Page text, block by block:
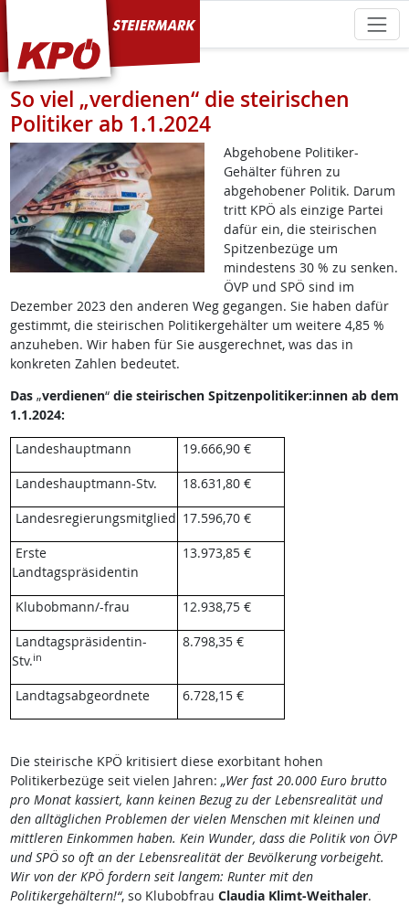
KPÖ Steiermark
So viel „verdienen“ die steirischen
Politiker ab 1.1.2024
Abgehobene Politiker-
Gehälter führen zu
abgehobener Politik. Darum
tritt KPÖ als einzige Partei
dafür ein, die steirischen
Spitzenbezüge um
mindestens 30 % zu senken.
ÖVP und SPÖ sind im
Dezember 2023 den anderen Weg gegangen. Sie haben dafür
gestimmt, die steirischen Politikergehälter um weitere 4,85 %
anzuheben. Wir haben für Sie ausgerechnet, was das in
konkreten Zahlen bedeutet.
Das „verdienen“die steirischen Spitzenpolitiker:innen ab dem
1.1.2024:
Landeshauptmann
19.666,90 €
Landeshauptmann-Stv.
18.631,80 €
Landesregierungsmitglied 17.596,70 €
Erste
Landtagspräsidentin
13.973,85 €
Klubobmann/-frau
12.938,75 €
Landtagspräsidentin-
Stv.in
8.798,35 €
Landtagsabgeordnete 6.728,15 €
Die steirische KPÖ kritisiert diese exorbitant hohen
Politikerbezüge seit vielen Jahren: „Wer fast 20.000 Euro brutto
pro Monat kassiert, kann keinen Bezug zu der Lebensrealität und
den alltäglichen Problemen der vielen Menschen mit kleinen und
mittleren Einkommen haben. Kein Wunder, dass die Politik von ÖVP
und SPÖ so oft an der Lebensrealität der Bevölkerung vorbeigeht.
Wir von der KPÖ fordern seit langem: Runter mit den
Politikergehältern!“, so Klubobfrau Claudia Klimt-Weithaler.